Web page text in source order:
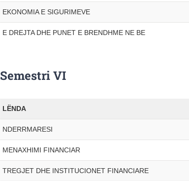
EKONOMIA E SIGURIMEVE
E DREJTA DHE PUNET E BRENDHME NE BE
Semestri VI
LËNDA
NDERRMARESI
MENAXHIMI FINANCIAR
TREGJET DHE INSTITUCIONET FINANCIARE